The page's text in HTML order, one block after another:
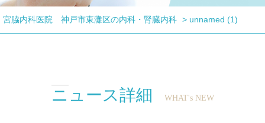
宮脇内科医院 神戸市東灘区の内科・腎臓内科 > unnamed (1)
ニュース詳細 WHAT's NEW